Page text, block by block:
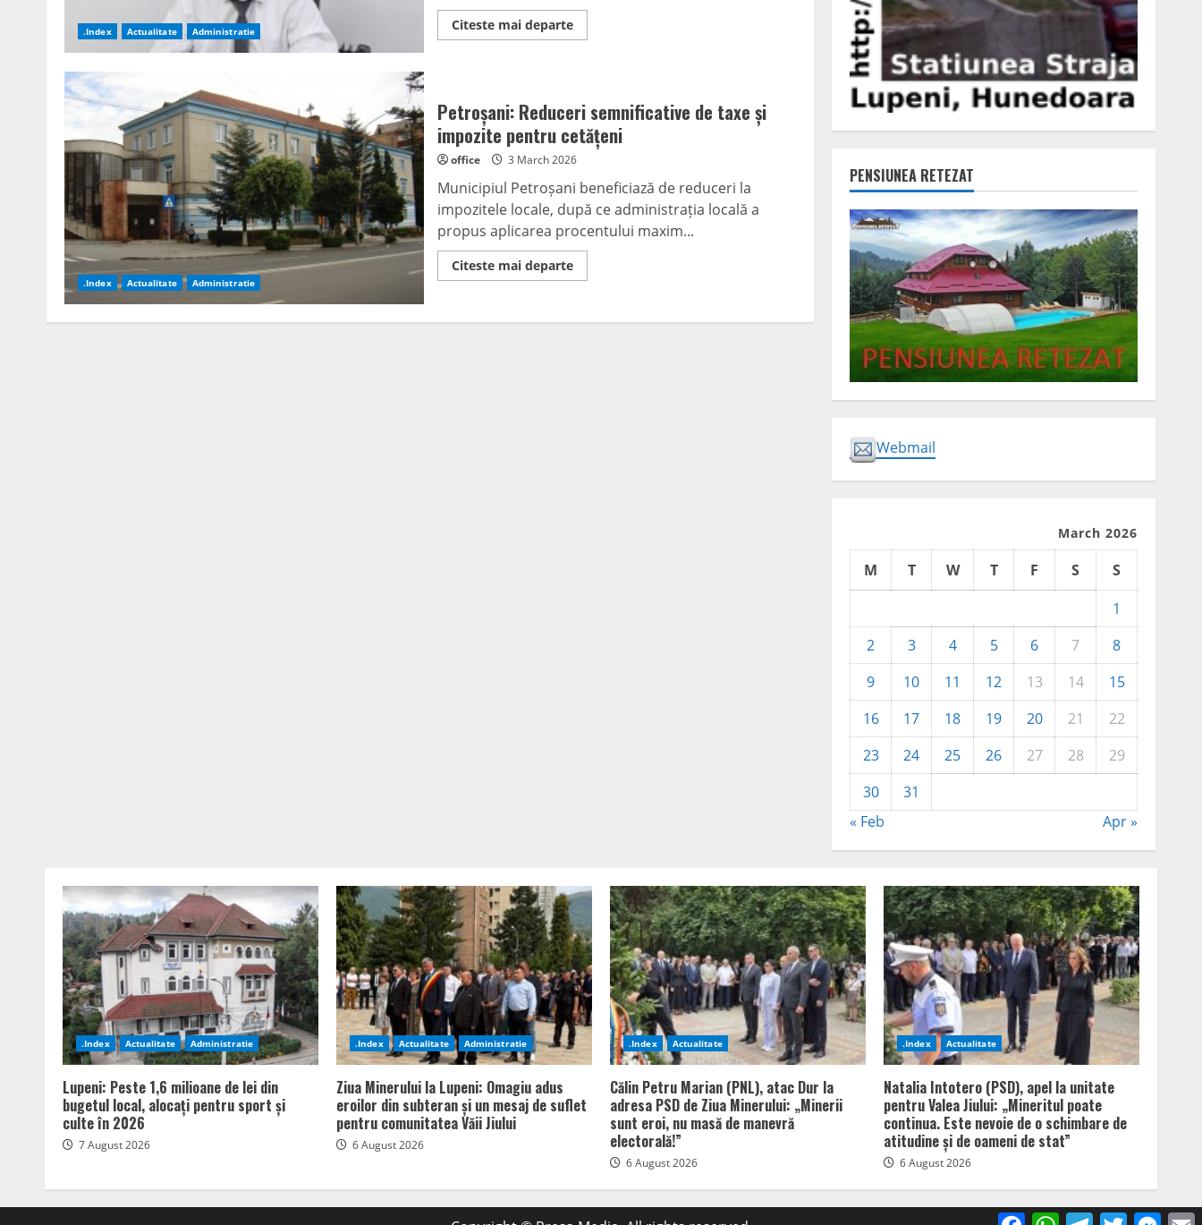
.Index Actualitate Administratie Citeste mai departeRead
more
Vulcan,
cere
desființarea
totală
a
de
noroc
din
oraș
.Index Actualitate Administratie
Petroșani: Reduceri semnificative de taxe și
impozite pentru cetățeni
office 3 March 2026
Municipiul Petroșani beneficiază de reduceri la
impozitele locale, după ce administrația locală a
propus aplicarea procentului maxim...
Citeste mai departeRead
more
semnificative
PENSIUNEA RETEZAT
Webmail
March 2026
M T W T F S
S
1
2
3 4 5 6 7
8
9
10 11 12 13 14
15
16
17 18 19 20 21
22
23
24 25 26 27 28
29
30
31
« Feb
Apr »
.Index Actualitate Administratie
Lupeni: Peste 1,6 milioane de lei din
bugetul local, alocați pentru sport și
culte în 2026
7 August 2026
.Index Actualitate Administratie
Ziua Minerului la Lupeni: Omagiu adus
eroilor din subteran și un mesaj de suflet
pentru comunitatea Văii Jiului
6 August 2026
.Index Actualitate
Călin Petru Marian (PNL), atac Dur la
adresa PSD de Ziua Minerului: „Minerii
sunt eroi, nu masă de manevră
electorală!”
6 August 2026
.Index Actualitate
Natalia Intotero (PSD), apel la unitate
pentru Valea Jiului: „Mineritul poate
continua. Este nevoie de o schimbare de
atitudine și de oameni de stat”
6 August 2026
FacebookWhatsAppTelegram
Twitter